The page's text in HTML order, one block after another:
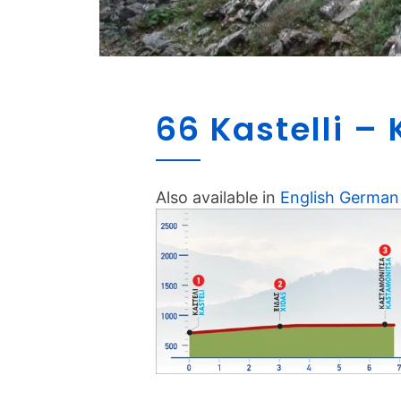
66 Kastelli –
Also available in English German